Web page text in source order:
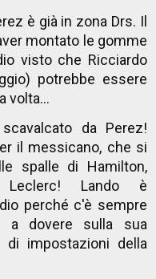
è già in zona Drs. Il
montato le gomme
visto che Ricciardo
potrebbe essere
volta...
da Perez!
il messicano, che si
spalle di Hamilton,
Leclerc! Lando è
perché c'è sempre
a dovere sulla sua
di impostazioni della